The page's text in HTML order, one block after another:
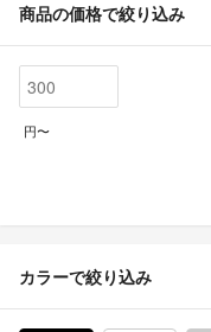
商品の価格で絞り込み
円〜
カラーで絞り込み